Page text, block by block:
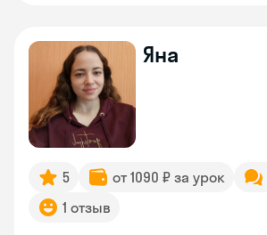
Яна
5 от 1090 ₽ за урок
1 отзыв